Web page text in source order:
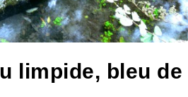
limpide, bleu de